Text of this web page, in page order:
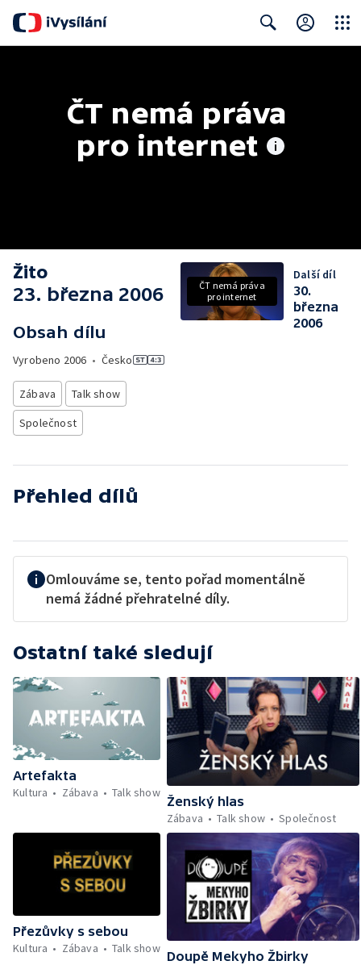
ČT nemá práva
pro internet
Žito
23. března 2006
Obsah dílu
Vyrobeno 2006 • Česko
Zábava
Talk show
Společnost
ČT nemá práva
pro internet
Další díl
30.
března
2006
Přehled dílů
Omlouváme se, tento pořad momentálně
nemá žádné přehratelné díly.
Ostatní také sledují
Artefakta
Kultura
Zábava Talk show
Ženský hlas
Zábava
Talk show Společnost
Přezůvky s sebou
Kultura
Zábava Talk show
Doupě Mekyho Žbirky